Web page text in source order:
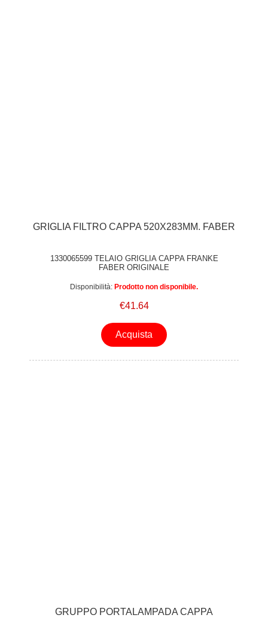
GRIGLIA FILTRO CAPPA 520X283MM. FABER
1330065599 TELAIO GRIGLIA CAPPA FRANKE
FABER ORIGINALE
Disponibilità: Prodotto non disponibile.
€41.64
Acquista
GRUPPO PORTALAMPADA CAPPA